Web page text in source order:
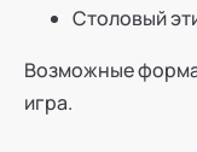
Столовый
Возможные
игра.